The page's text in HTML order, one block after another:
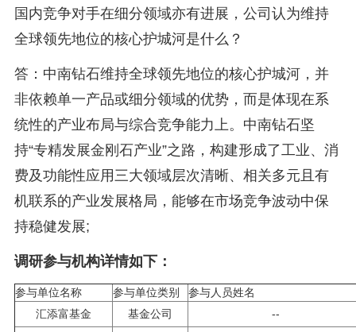
国内竞争对手在细分领域亦有进展，公司认为维持
全球领先地位的核心护城河是什么？
答：中南钻石维持全球领先地位的核心护城河，并
非依赖单一产品或细分领域的优势，而是体现在系
统性的产业布局与综合竞争能力上。中南钻石坚
持“专精发展金刚石产业”之路，构建形成了工业、消
费及功能性应用三大领域层次清晰、相关多元且有
机联系的产业发展格局，能够在市场竞争波动中保
持稳健发展;
调研参与机构详情如下：
参与单位名称 参与单位类别
参与人员姓名
汇添富基金
基金公司
--